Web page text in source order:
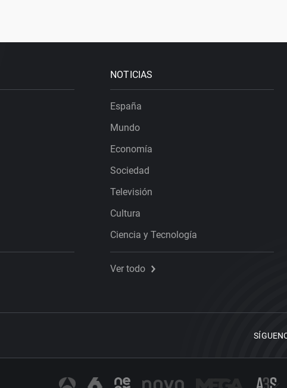
NOTICIAS
España
Mundo
Economía
Sociedad
Televisión
Cultura
Ciencia y Tecnología
Ver todo